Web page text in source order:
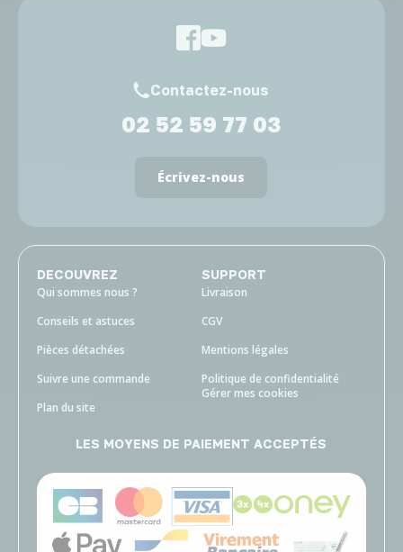
Contactez-nous
02 52 59 77 03
Écrivez-nous
DECOUVREZ
Qui sommes nous ?
Conseils et astuces
Pièces détachées
Suivre une commande
Plan du site
SUPPORT
Livraison
CGV
Mentions légales
Politique de confidentialité
Gérer mes cookies
LES MOYENS DE PAIEMENT ACCEPTÉS